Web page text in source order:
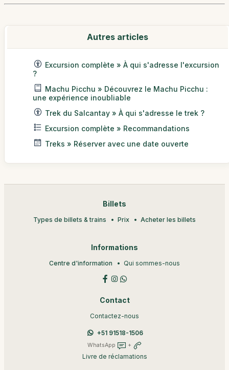
Autres articles
Excursion complète » À qui s'adresse l'excursion
?
Machu Picchu » Découvrez le Machu Picchu :
une expérience inoubliable
Trek du Salcantay » À qui s'adresse le trek ?
Excursion complète » Recommandations
Treks » Réserver avec une date ouverte
Billets
Types de billets & trains Prix Acheter les billets
Informations
Centre d'information Qui sommes-nous
Contact
Contactez-nous
+51 91518-1506
WhatsApp +
Livre de réclamations